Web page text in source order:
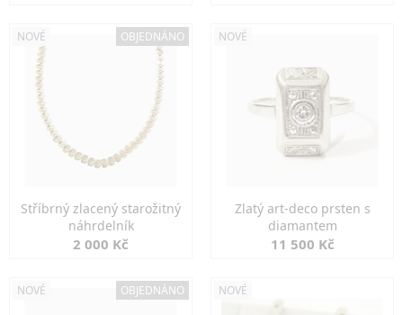
NOVÉ OBJEDNÁNO
Stříbrný zlacený starožitný
náhrdelník
2 000 Kč
NOVÉ
Zlatý art-deco prsten s
diamantem
11 500 Kč
NOVÉ OBJEDNÁNO NOVÉ